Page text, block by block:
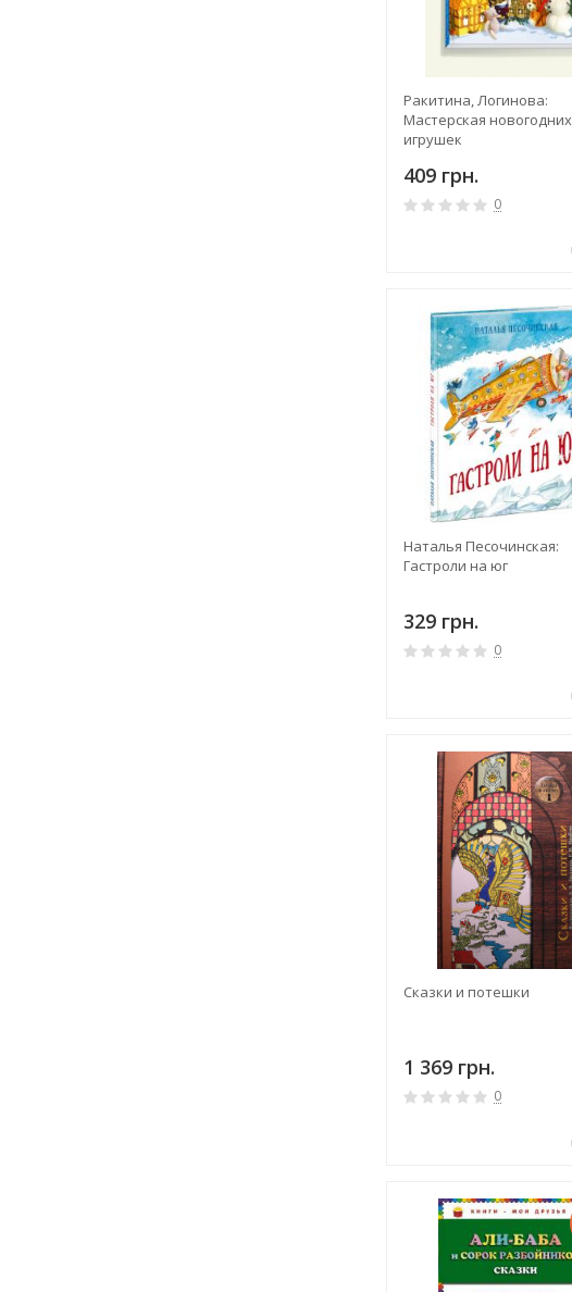
Ракитина, Логинова:
Мастерская новогодних
игрушек
409 грн.
0
Наталья Песочинская:
Гастроли на юг
329 грн.
0
Сказки и потешки
1 369 грн.
0